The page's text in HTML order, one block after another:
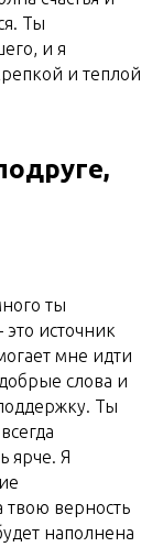
Ты
и я
и теплой
ты
источник
мне идти
слова и
Ты
ярче. Я
твою верность
наполнена